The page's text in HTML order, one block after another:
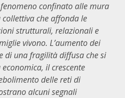
confinato alle mura
che affonda le
strutturali, relazionali e
vivono. L’aumento dei
di una fragilità diffusa che si
il crescente
delle reti di
alcuni segnali